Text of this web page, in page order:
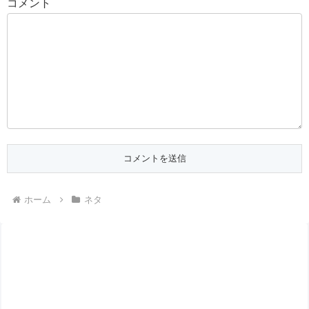
コメント
ホーム ネタ